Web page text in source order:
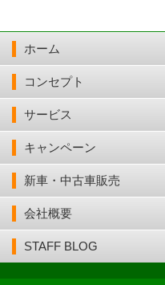
ホーム
コンセプト
サービス
キャンペーン
新車・中古車販売
会社概要
STAFF BLOG